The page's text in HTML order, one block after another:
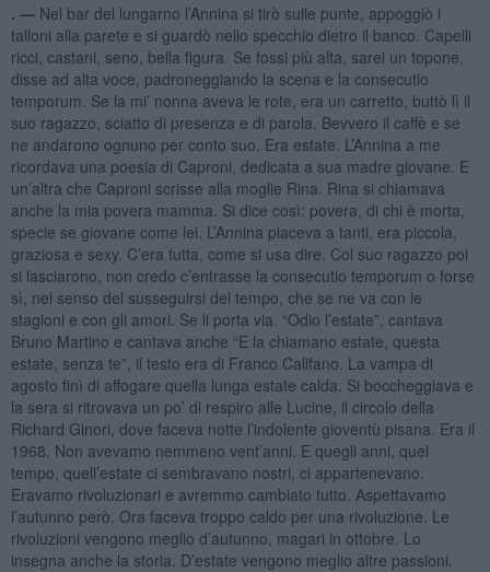
. — Nel bar del lungarno l’Annina si tirò sulle punte, appoggiò i
talloni alla parete e si guardò nello specchio dietro il banco. Capelli
ricci, castani, seno, bella figura. Se fossi più alta, sarei un topone,
disse ad alta voce, padroneggiando la scena e la consecutio
temporum. Se la mi’ nonna aveva le rote, era un carretto, buttò lì il
suo ragazzo, sciatto di presenza e di parola. Bevvero il caffè e se
ne andarono ognuno per conto suo. Era estate. L’Annina a me
ricordava una poesia di Caproni, dedicata a sua madre giovane. E
un’altra che Caproni scrisse alla moglie Rina. Rina si chiamava
anche la mia povera mamma. Si dice così: povera, di chi è morta,
specie se giovane come lei. L’Annina piaceva a tanti, era piccola,
graziosa e sexy. C’era tutta, come si usa dire. Col suo ragazzo poi
si lasciarono, non credo c’entrasse la consecutio temporum o forse
sì, nel senso del susseguirsi del tempo, che se ne va con le
stagioni e con gli amori. Se li porta via. “Odio l’estate”, cantava
Bruno Martino e cantava anche “E la chiamano estate, questa
estate, senza te”, il testo era di Franco Califano. La vampa di
agosto finì di affogare quella lunga estate calda. Si boccheggiava e
la sera si ritrovava un po’ di respiro alle Lucine, il circolo della
Richard Ginori, dove faceva notte l’indolente gioventù pisana. Era il
1968. Non avevamo nemmeno vent’anni. E quegli anni, quel
tempo, quell’estate ci sembravano nostri, ci appartenevano.
Eravamo rivoluzionari e avremmo cambiato tutto. Aspettavamo
l’autunno però. Ora faceva troppo caldo per una rivoluzione. Le
rivoluzioni vengono meglio d’autunno, magari in ottobre. Lo
insegna anche la storia. D’estate vengono meglio altre passioni.